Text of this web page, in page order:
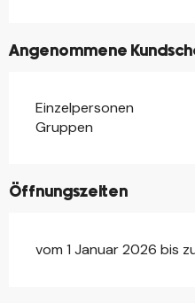
Angenommene
Einzelpersonen
Gruppen
Öffnungszeiten
vom 1 Januar 2026 bis